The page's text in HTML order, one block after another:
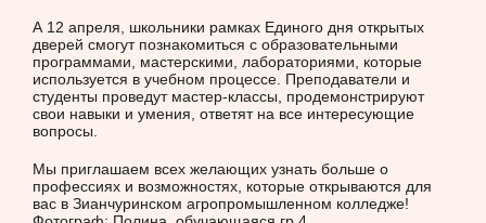
А 12 апреля, школьники рамках Единого дня открытых
дверей смогут познакомиться с образовательными
программами, мастерскими, лабораториями, которые
используется в учебном процессе. Преподаватели и
студенты проведут мастер-классы, продемонстрируют
свои навыки и умения, ответят на все интересующие
вопросы.
Мы приглашаем всех желающих узнать больше о
профессиях и возможностях, которые открываются для
вас в Зианчуринском агропромышленном колледже!